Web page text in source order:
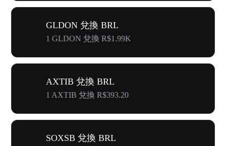
GLDON 兌換 BRL
1 GLDON 兌換 R$1.99K
AXTIB 兌換 BRL
1 AXTIB 兌換 R$393.20
SOXSB 兌換 BRL